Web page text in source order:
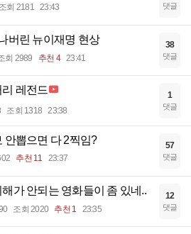
조회 2181 23:43 댓글
버린 뉴이재명 현상
회 2989 추천 4 23:41
38
댓글
레전드
조회 1318 23:38
1
댓글
안뽑으면 다 2찍임?
추천 11 23:37
57
댓글
가 안되는 영화들이 좀 있네..
조회 2020 추천 1 23:35
12
댓글